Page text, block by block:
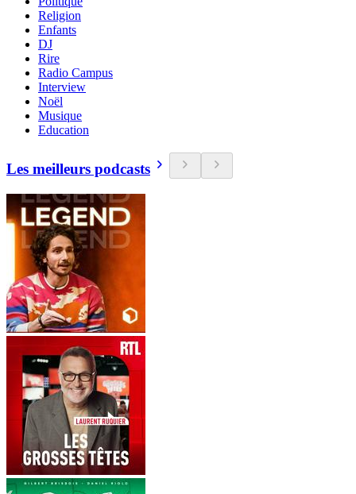
Religion
Enfants
DJ
Rire
Radio Campus
Interview
Noël
Musique
Education
Les meilleurs podcasts